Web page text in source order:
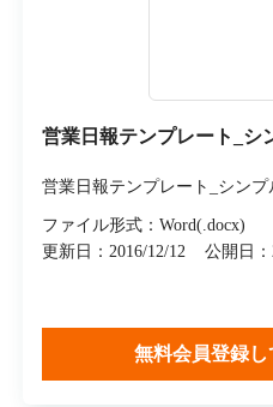
営業日報テンプレート_シ
営業日報テンプレート_シン
ファイル形式：Word(.docx)
更新日：2016/12/12
公開日：
無料会員登録